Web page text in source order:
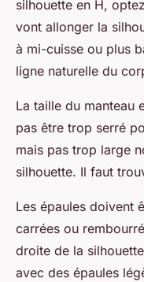
silhouette en H,
vont allonger la
à mi-cuisse ou plus
ligne naturelle du
La taille du manteau
pas être trop serré
mais pas trop large
silhouette. Il faut
Les épaules doivent
carrées ou
droite de la
avec des épaules